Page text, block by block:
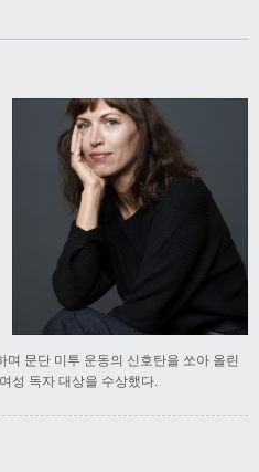
문단 미투 운동의 신호탄을 쏘아 올린
성 독자 대상을 수상했다.